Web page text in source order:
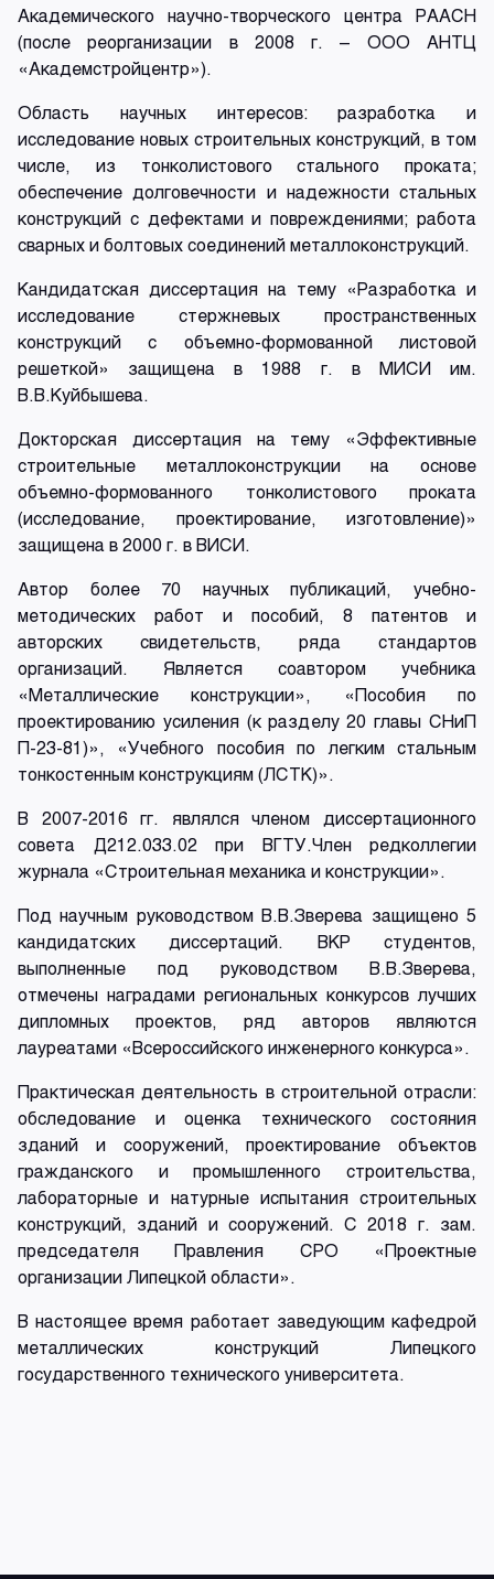
Академического научно-творческого центра РААСН
(после реорганизации в 2008 г. – ООО АНТЦ
«Академстройцентр»).
Область научных интересов: разработка и
исследование новых строительных конструкций, в том
числе, из тонколистового стального проката;
обеспечение долговечности и надежности стальных
конструкций с дефектами и повреждениями; работа
сварных и болтовых соединений металлоконструкций.
Кандидатская диссертация на тему «Разработка и
исследование стержневых пространственных
конструкций с объемно-формованной листовой
решеткой» защищена в 1988 г. в МИСИ им.
В.В.Куйбышева.
Докторская диссертация на тему «Эффективные
строительные металлоконструкции на основе
объемно-формованного тонколистового проката
(исследование, проектирование, изготовление)»
защищена в 2000 г. в ВИСИ.
Автор более 70 научных публикаций, учебно-
методических работ и пособий, 8 патентов и
авторских свидетельств, ряда стандартов
организаций. Является соавтором учебника
«Металлические конструкции», «Пособия по
проектированию усиления (к разделу 20 главы СНиП
П-23-81)», «Учебного пособия по легким стальным
тонкостенным конструкциям (ЛСТК)».
В 2007-2016 гг. являлся членом диссертационного
совета Д212.033.02 при ВГТУ.Член редколлегии
журнала «Строительная механика и конструкции».
Под научным руководством В.В.Зверева защищено 5
кандидатских диссертаций. ВКР студентов,
выполненные под руководством В.В.Зверева,
отмечены наградами региональных конкурсов лучших
дипломных проектов, ряд авторов являются
лауреатами «Всероссийского инженерного конкурса».
Практическая деятельность в строительной отрасли:
обследование и оценка технического состояния
зданий и сооружений, проектирование объектов
гражданского и промышленного строительства,
лабораторные и натурные испытания строительных
конструкций, зданий и сооружений. С 2018 г. зам.
председателя Правления СРО «Проектные
организации Липецкой области».
В настоящее время работает заведующим кафедрой
металлических конструкций Липецкого
государственного технического университета.